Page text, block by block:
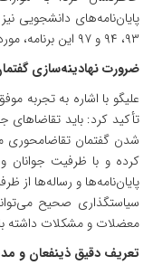
پایان‌نامه‌های دانشجویی
۹۳، ۹۴ و ۹۷ این برنامه، مورد توجه قرار گرفته است.
ضرورت نهادینه‌سازی
علیگو با اشاره به تجربه
تأکید کرد: باید تقاضاهای
شدن گفتمان تقاضامحوری
کرده و با ظرفیت جوانان
پایان‌نامه‌ها و رساله‌ها از
سیاستگذاری صحیح
معضلات و مشکلات داشته
تعریف دقیق ذینفعان و